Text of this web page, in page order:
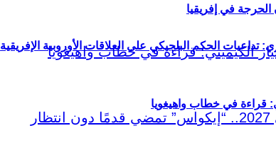
تداعيات الحكم البلجيكي على العلاقات الأوروبية الإفريقية
الحرجة في إفريقيا
قراءة في خطاب واهيغويا